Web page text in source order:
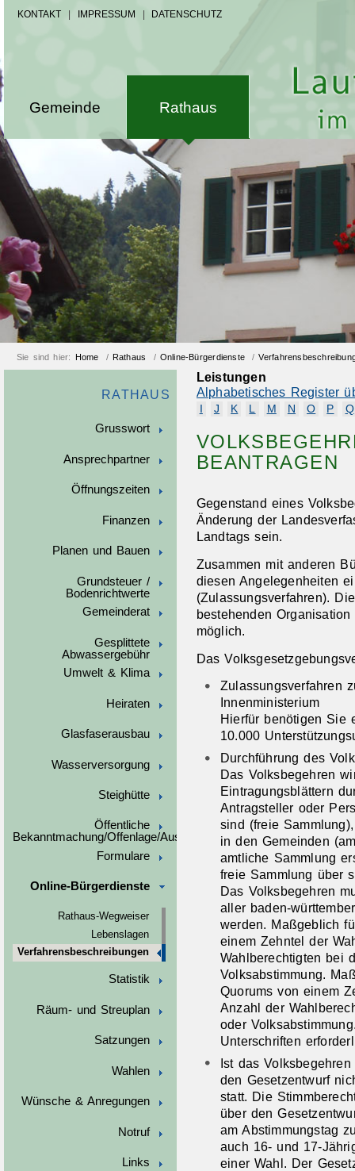
KONTAKT IMPRESSUM DATENSCHUTZ
Gemeinde Rathaus
Sie sind hier: Home / Rathaus / Online-Bürgerdienste /
RATHAUS
Grusswort
Ansprechpartner
Öffnungszeiten
Finanzen
Planen und Bauen
Grundsteuer /
Bodenrichtwerte
Gemeinderat
Gesplittete
Abwassergebühr
Umwelt & Klima
Heiraten
Glasfaserausbau
Wasserversorgung
Steighütte
Öffentliche
Bekanntmachung/Offenlage/Ausschreibungen
Formulare
Online-Bürgerdienste
Rathaus-Wegweiser
Lebenslagen
Verfahrensbeschreibungen
Statistik
Räum- und Streuplan
Satzungen
Wahlen
Wünsche & Anregungen
Notruf
Links
Leistungen
Alphabetisches Register
J K L M N O P Q
BEANTRAGEN
Gegenstand eines
Änderung der
Landtags sein.
Zusammen mit anderen
diesen Angelegenheiten
(Zulassungsverfahren).
bestehenden
möglich.
Das
Zulassungsverfahren
Innenministerium
Hierfür benötigen Sie
10.000
Durchführung des
Das Volksbegehren
Eintragungsblättern
Antragsteller oder
sind (freie
in den Gemeinden
amtliche Sammlung
freie Sammlung über
Das Volksbegehren
aller baden-
werden. Maßgeblich
einem Zehntel der
Wahlberechtigten bei
Volksabstimmung.
Quorums von einem
Anzahl der
oder
Unterschriften
Ist das
den Gesetzentwurf
statt. Die
über den
am Abstimmungstag
auch 16- und 17-
einer Wahl. Der